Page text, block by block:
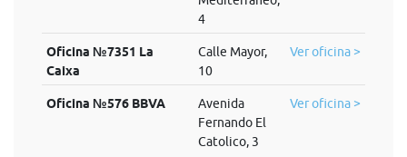
4
Oficina №7351 La
Caixa
Calle Mayor,
10
Ver oficina >
Oficina №576 BBVA
Avenida
Fernando El
Catolico, 3
Ver oficina >